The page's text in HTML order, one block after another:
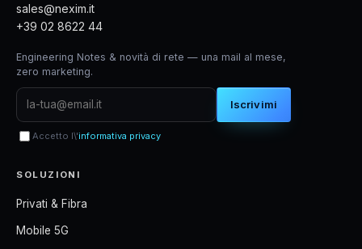
sales@nexim.it
+39 02 8622 44
Engineering Notes & novità di rete — una mail al mese,
zero marketing.
Iscrivimi
Accetto l\'informativa privacy
SOLUZIONI
Privati & Fibra
Mobile 5G